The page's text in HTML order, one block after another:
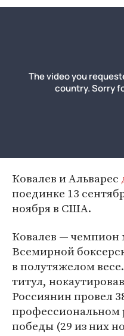
Ковалев и Альварес
поединке 13
ноября в США.
Ковалев — чемпион
Всемирной
в полутяжелом
титул,
Россиянин провел
профессиональном
победы (29 из них